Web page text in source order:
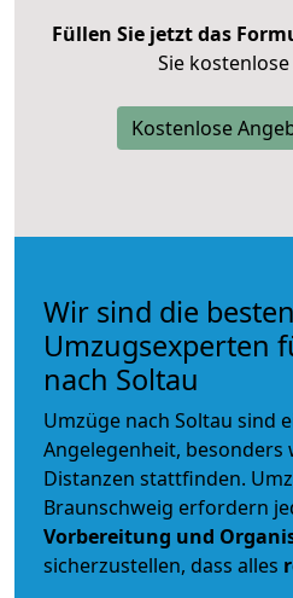
Füllen Sie jetzt das
Sie
Kostenlose
Wir sind die besten
Umzugsexperten
nach Soltau
Umzüge nach Soltau sind
Angelegenheit, besonders
Distanzen stattfinden.
Braunschweig erfordern
Vorbereitung und
sicherzustellen, dass alles